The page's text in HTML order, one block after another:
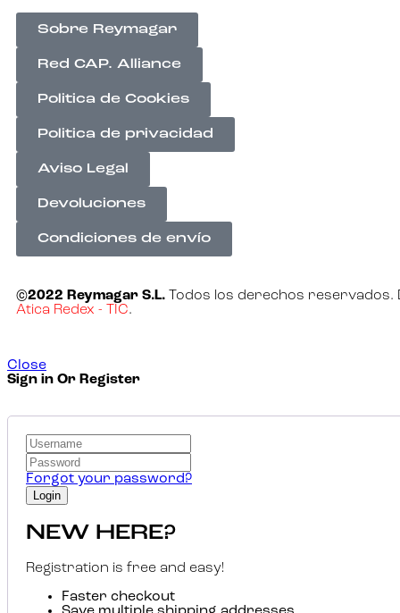
Sobre Reymagar
Red CAP. Alliance
Politica de Cookies
Politica de privacidad
Aviso Legal
Devoluciones
Condiciones de envío
©2022 Reymagar S.L. Todos los derechos reservados.
Atica Redex - TIC.
Close
Sign in Or Register
Forgot your password?
NEW HERE?
Registration is free and easy!
Faster checkout